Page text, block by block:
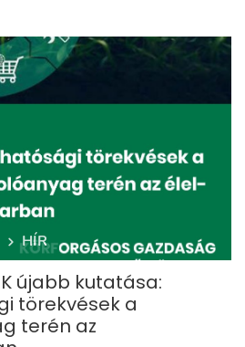
HÍR
újabb kutatása:
törekvések a
terén az